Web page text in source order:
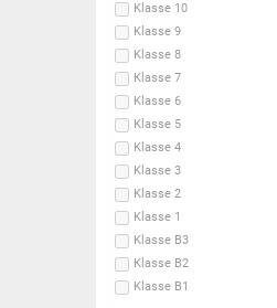
Klasse 10
Klasse 9
Klasse 8
Klasse 7
Klasse 6
Klasse 5
Klasse 4
Klasse 3
Klasse 2
Klasse 1
Klasse B3
Klasse B2
Klasse B1